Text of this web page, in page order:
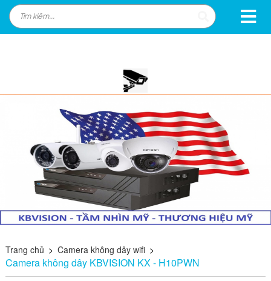
Trang chủ > Camera không dây wifi >
Camera không dây KBVISION KX - H10PWN